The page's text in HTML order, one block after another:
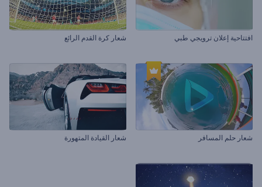
افتتاحية إعلان ترويجي طبي شعار كرة القدم الرائع
شعار حلم المسافر شعار القيادة المتهورة